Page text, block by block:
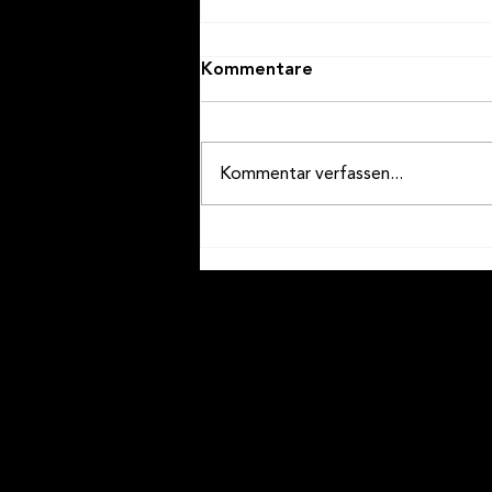
Wettspielen in Brig-Glis
Kommentare
Kommentar verfassen...